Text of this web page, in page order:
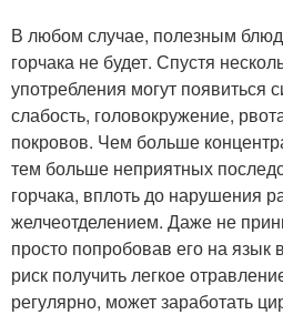
В любом случае, полезным
горчака не будет. Спустя
употребления могут появиться
слабость, головокружение,
покровов. Чем больше
тем больше неприятных
горчака, вплоть до нарушения
желчеотделением. Даже не
просто попробовав его на язык
риск получить легкое
регулярно, может заработать